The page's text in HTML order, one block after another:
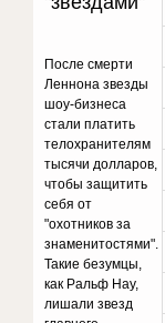
После смерти
Леннона звезды
шоу-бизнеса
стали платить
телохранителям
тысячи долларов,
чтобы защитить
себя от
"охотников за
знаменитостями".
Такие безумцы,
как Ральф Нау,
лишали звезд